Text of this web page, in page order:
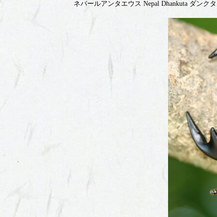
ネパールアンタエウス Nepal Dhankuta ダンク